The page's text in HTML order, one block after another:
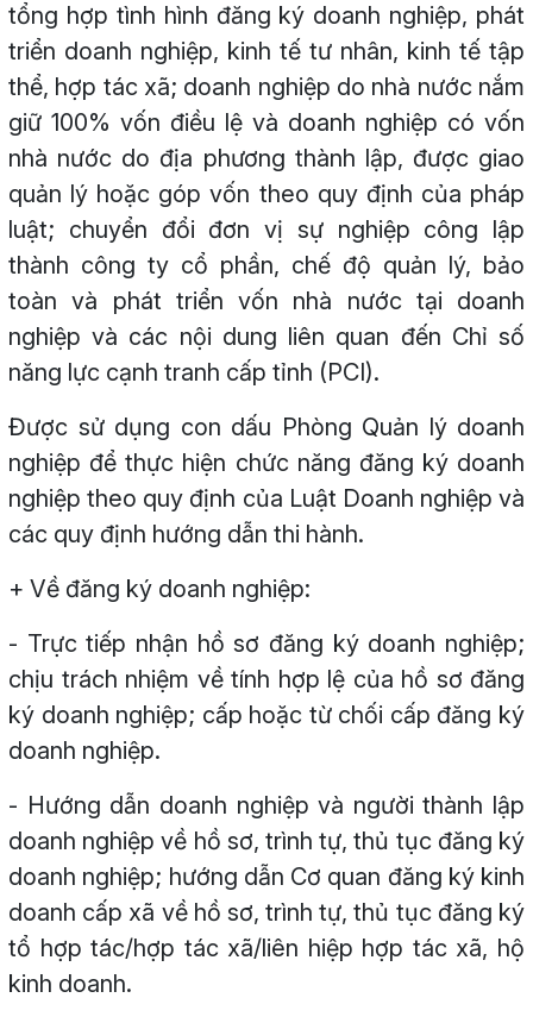
tổng hợp tình hình đăng ký doanh nghiệp, phát
triển doanh nghiệp, kinh tế tư nhân, kinh tế tập
thể, hợp tác xã; doanh nghiệp do nhà nước nắm
giữ 100% vốn điều lệ và doanh nghiệp có vốn
nhà nước do địa phương thành lập, được giao
quản lý hoặc góp vốn theo quy định của pháp
luật; chuyển đổi đơn vị sự nghiệp công lập
thành công ty cổ phần, chế độ quản lý, bảo
toàn và phát triển vốn nhà nước tại doanh
nghiệp và các nội dung liên quan đến Chỉ số
năng lực cạnh tranh cấp tỉnh (PCI).
Được sử dụng con dấu Phòng Quản lý doanh
nghiệp để thực hiện chức năng đăng ký doanh
nghiệp theo quy định của Luật Doanh nghiệp và
các quy định hướng dẫn thi hành.
+ Về đăng ký doanh nghiệp:
- Trực tiếp nhận hồ sơ đăng ký doanh nghiệp;
chịu trách nhiệm về tính hợp lệ của hồ sơ đăng
ký doanh nghiệp; cấp hoặc từ chối cấp đăng ký
doanh nghiệp.
- Hướng dẫn doanh nghiệp và người thành lập
doanh nghiệp về hồ sơ, trình tự, thủ tục đăng ký
doanh nghiệp; hướng dẫn Cơ quan đăng ký kinh
doanh cấp xã về hồ sơ, trình tự, thủ tục đăng ký
tổ hợp tác/hợp tác xã/liên hiệp hợp tác xã, hộ
kinh doanh.